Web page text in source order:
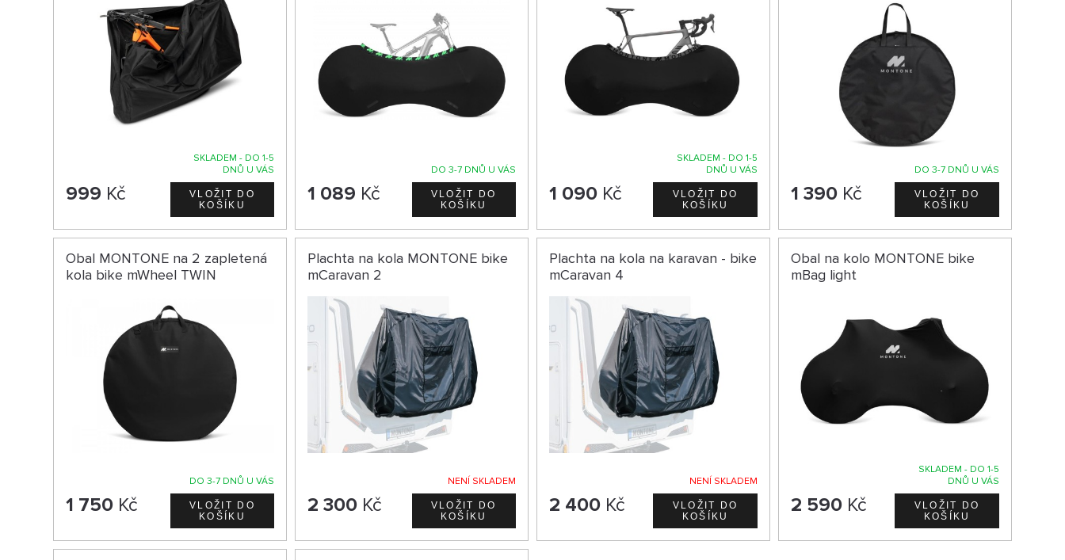
SKLADEM - DO 1-5
DNŮ U VÁS
999 Kč
DO 3-7 DNŮ U VÁS
1 089 Kč
SKLADEM - DO 1-5
DNŮ U VÁS
1 090Kč
DO 3-7 DNŮ U VÁS
1 390Kč
Obal MONTONE na 2 zapletená
kola bike mWheel TWIN
DO 3-7 DNŮ U VÁS
1 750 Kč
Plachta na kola MONTONE bike
mCaravan 2
NENÍ SKLADEM
2 300 Kč
Plachta na kola na karavan - bike
mCaravan 4
NENÍ SKLADEM
2 400Kč
Obal na kolo MONTONE bike
mBag light
SKLADEM - DO 1-5
DNŮ U VÁS
2 590Kč